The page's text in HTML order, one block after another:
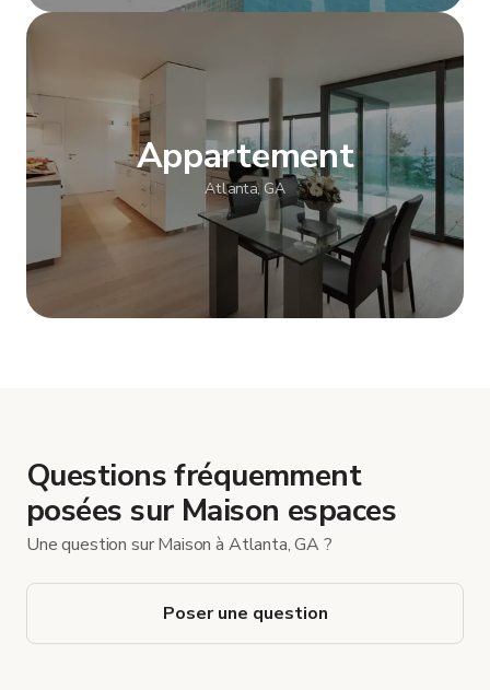
Appartement
Atlanta, GA
Questions fréquemment
posées sur Maison espaces
Une question sur Maison à Atlanta, GA ?
Poser une question